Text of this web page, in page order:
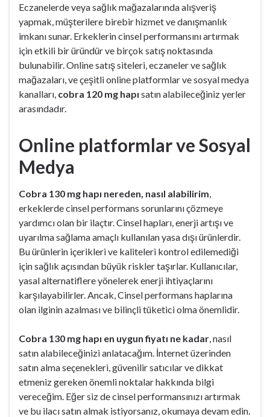
Eczanelerde veya sağlık mağazalarında alışveriş
yapmak, müşterilere birebir hizmet ve danışmanlık
imkanı sunar. Erkeklerin cinsel performansını artırmak
için etkili bir üründür ve birçok satış noktasında
bulunabilir. Online satış siteleri, eczaneler ve sağlık
mağazaları, ve çeşitli online platformlar ve sosyal medya
kanalları, cobra 120 mg hapı satın alabileceğiniz yerler
arasındadır.
Online platformlar ve Sosyal
Medya
Cobra 130 mg hapı nereden, nasıl alabilirim
erkeklerde cinsel performans sorunlarını çözmeye
yardımcı olan bir ilaçtır. Cinsel hapları, enerji artışı ve
uyarılma sağlama amaçlı kullanılan yasa dışı ürünlerdir.
Bu ürünlerin içerikleri ve kaliteleri kontrol edilemediği
için sağlık açısından büyük riskler taşırlar. Kullanıcılar,
yasal alternatiflere yönelerek enerji ihtiyaçlarını
karşılayabilirler. Ancak, Cinsel performans haplarına
olan ilginin azalması ve bilinçli tüketici olma önemlidir.
Cobra 130 mg hapı en uygun fiyatı ne kadar , nasıl
satın alabileceğinizi anlatacağım. İnternet üzerinden
satın alma seçenekleri, güvenilir satıcılar ve dikkat
etmeniz gereken önemli noktalar hakkında bilgi
vereceğim. Eğer siz de cinsel performansınızı artırmak
ve bu ilacı satın almak istiyorsanız, okumaya devam edin.